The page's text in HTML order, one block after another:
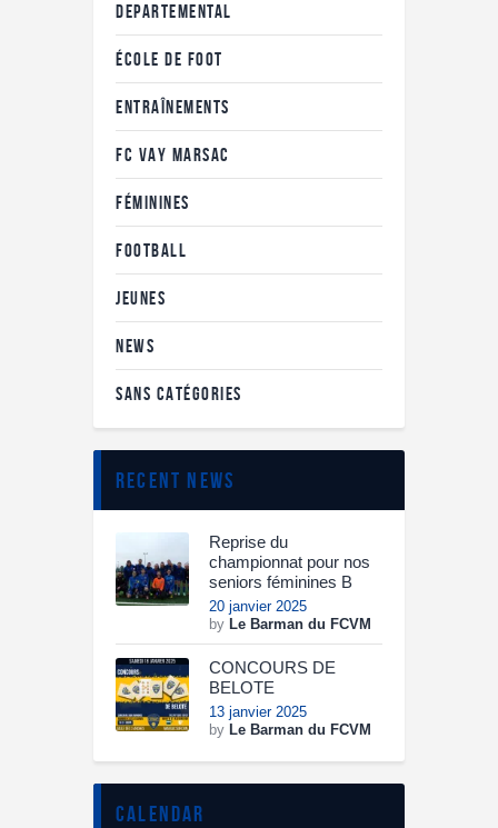
DEPARTEMENTAL
ÉCOLE DE FOOT
ENTRAÎNEMENTS
FC VAY MARSAC
FÉMININES
FOOTBALL
JEUNES
NEWS
SANS CATÉGORIES
recent news
Reprise du
championnat pour nos
seniors féminines B
20 janvier 2025
by Le Barman du FCVM
CONCOURS DE
BELOTE
13 janvier 2025
by Le Barman du FCVM
calendar